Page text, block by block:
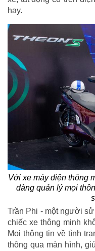
hay.
Với xe máy điện thông
dàng quản lý mọi
Trần Phi - một người
chiếc xe thông minh
Mọi thông tin về tình
thông qua màn hình,